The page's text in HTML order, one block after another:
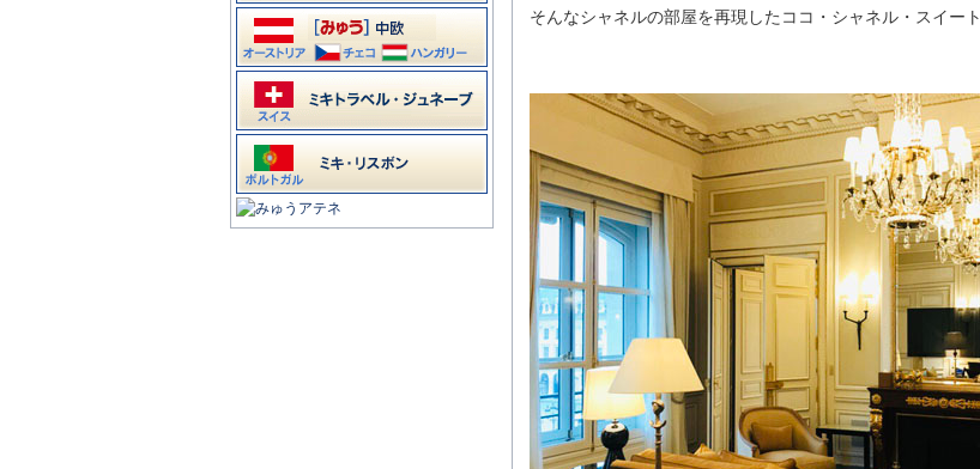
そんなシャネルの部屋を再現したココ・シャネル・スイート